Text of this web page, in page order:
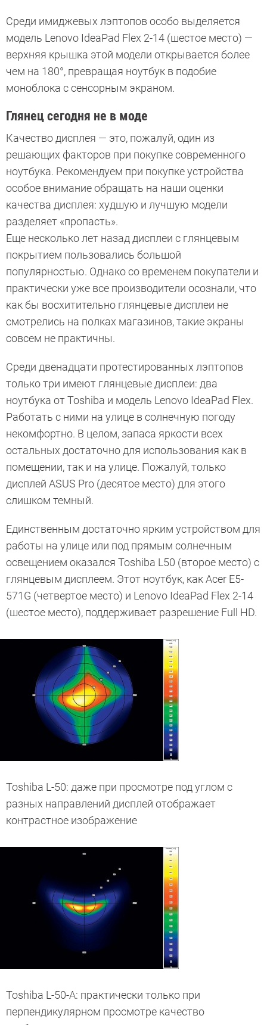
Среди имиджевых лэптопов особо выделяется
модель Lenovo IdeaPad Flex 2-14 (шестое место) —
верхняя крышка этой модели открывается более
чем на 180°, превращая ноутбук в подобие
моноблока с сенсорным экраном.
Глянец сегодня не в моде
Качество дисплея — это, пожалуй, один из
решающих факторов при покупке современного
ноутбука. Рекомендуем при покупке устройства
особое внимание обращать на наши оценки
качества дисплея: худшую и лучшую модели
разделяет «пропасть».
Еще несколько лет назад дисплеи с глянцевым
покрытием пользовались большой
популярностью. Однако со временем покупатели и
практически уже все производители осознали, что
как бы восхитительно глянцевые дисплеи не
смотрелись на полках магазинов, такие экраны
совсем не практичны.
Среди двенадцати протестированных лэптопов
только три имеют глянцевые дисплеи: два
ноутбука от Toshiba и модель Lenovo IdeaPad Flex.
Работать с ними на улице в солнечную погоду
некомфортно. В целом, запаса яркости всех
остальных достаточно для использования как в
помещении, так и на улице. Пожалуй, только
дисплей ASUS Pro (десятое место) для этого
слишком темный.
Единственным достаточно ярким устройством для
работы на улице или под прямым солнечным
освещением оказался Toshiba L50 (второе место) с
глянцевым дисплеем. Этот ноутбук, как Acer E5-
571G (четвертое место) и Lenovo IdeaPad Flex 2-14
(шестое место), поддерживает разрешение Full HD.
Toshiba L-50: даже при просмотре под углом с
разных направлений дисплей отображает
контрастное изображение
Toshiba L-50-A: практически только при
перпендикулярном просмотре качество